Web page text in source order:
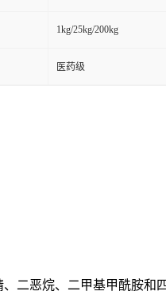
1kg/25kg/200kg
医药级
二恶烷、二甲基甲酰胺和